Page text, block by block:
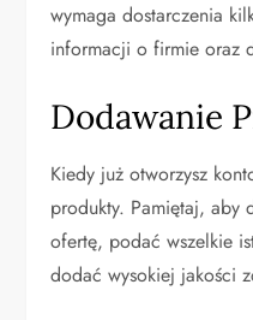
wymaga dostarczenia
informacji o firmie oraz
Dodawanie
Kiedy już otworzysz
produkty. Pamiętaj, aby
ofertę, podać wszelkie
dodać wysokiej jakości